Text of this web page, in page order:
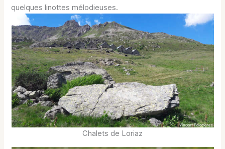
quelques linottes mélodieuses.
Chalets de Loriaz